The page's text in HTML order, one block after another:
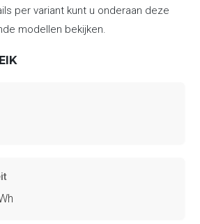
per variant kunt u onderaan deze
modellen bekijken.